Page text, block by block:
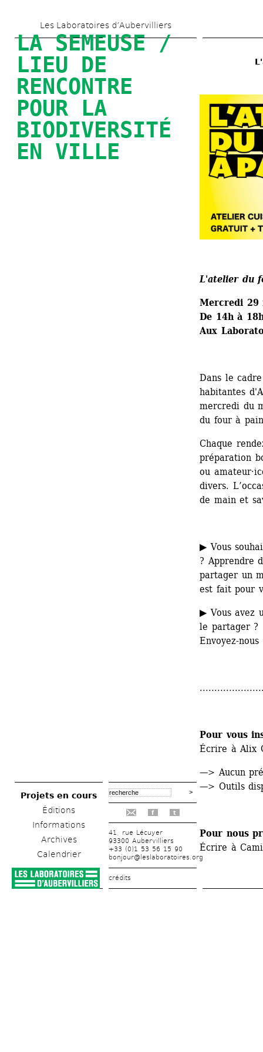
au
contenu
principal
Les Laboratoires d’Aubervilliers
LA SEMEUSE /
LIEU DE
RENCONTRE
POUR LA
BIODIVERSITÉ
EN VILLE
Projets en cours
Éditions
Informations
Archives
Calendrier
f t
41, rue Lécuyer
93300 Aubervilliers
+33 (0)1 53 56 15 90
bonjour@leslaboratoires.org
crédits
L'atelier du
Mercredi 29
De 14h à
Aux
Dans le
habitantes
mercredi du
du four à
Chaque
préparation
ou
divers.
de main et
▶ Vous
? Apprendre
partager un
est fait pour
▶ Vous avez
le partager ?
Envoyez-
Pour vous
Écrire à Alix
—> Aucun
—> Outils
Pour nous
Écrire à